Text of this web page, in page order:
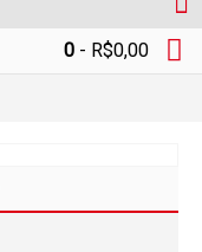
0 - R$0,00